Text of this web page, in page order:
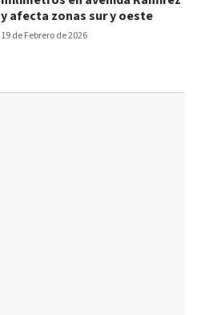
19 de Febrero de 2026
y afecta zonas sur y oeste